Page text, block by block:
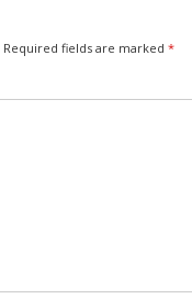
Required fields are marked *